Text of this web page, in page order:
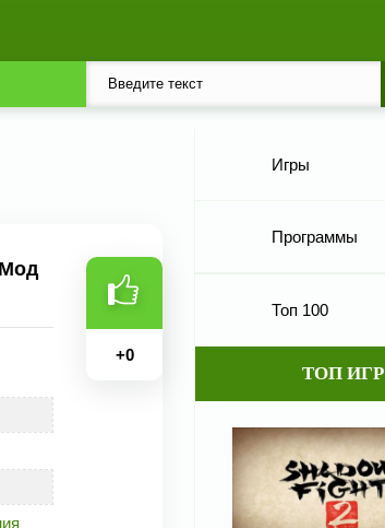
+0
Игры
Программы
Топ 100
ТОП ИГР